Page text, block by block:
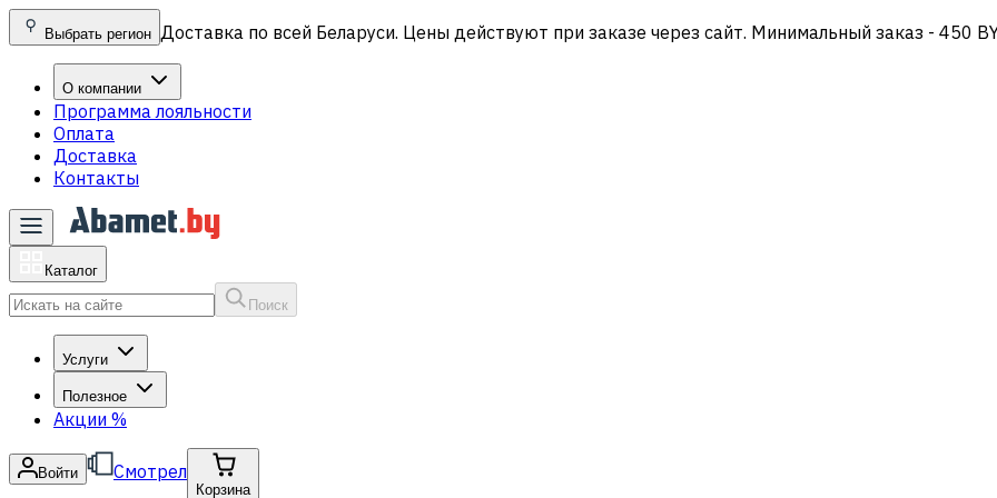
Выбрать регион Доставка по всей Беларуси. Цены действуют при заказе через сайт. Минимальный заказ - 450
О компании
Программа лояльности
Оплата
Доставка
Контакты
Каталог
Поиск
Услуги
Полезное
Акции %
Войти Смотрел
Корзина